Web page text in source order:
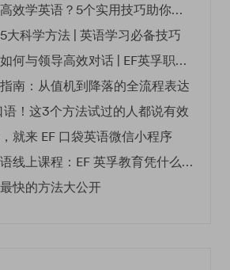
普通打工人如何高效学英语？5个实用技巧助你突破职场瓶颈
大科学方法 | 英语学习必备技巧
职场沟通秘籍：如何与领导高效对话 | EF英孚职场指南
南：从值机到降落的全流程表达
！这3个方法试过的人都说有效
就来 EF 口袋英语微信小程序
探寻成人英语口语线上课程：EF 英孚教育凭什么领航
快的方法大公开